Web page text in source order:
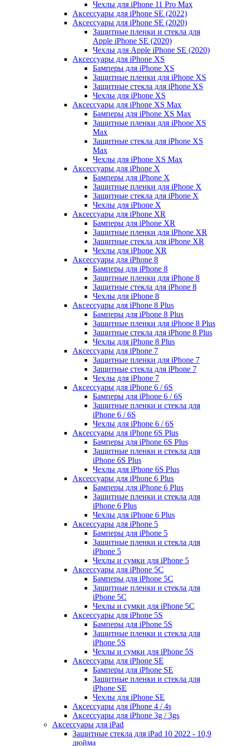
Чехлы для iPhone 11 Pro Max
Аксессуары для iPhone SE (2022)
Аксессуары для iPhone SE (2020)
Защитные пленки и стекла для
Apple iPhone SE (2020)
Чехлы для Apple iPhone SE (2020)
Аксессуары для iPhone ХS
Бамперы для iPhone ХS
Защитные пленки для iPhone ХS
Защитные стекла для iPhone ХS
Чехлы для iPhone ХS
Аксессуары для iPhone ХS Max
Бамперы для iPhone XS Max
Защитные пленки для iPhone XS
Max
Защитные стекла для iPhone XS
Max
Чехлы для iPhone XS Max
Аксессуары для iPhone X
Бамперы для iPhone X
Защитные пленки для iPhone X
Защитные стекла для iPhone X
Чехлы для iPhone X
Аксессуары для iPhone XR
Бамперы для iPhone XR
Защитные пленки для iPhone XR
Защитные стекла для iPhone XR
Чехлы для iPhone XR
Аксессуары для iPhone 8
Бамперы для iPhone 8
Защитные пленки для iPhone 8
Защитные стекла для iPhone 8
Чехлы для iPhone 8
Аксессуары для iPhone 8 Plus
Бамперы для iPhone 8 Plus
Защитные пленки для iPhone 8 Plus
Защитные стекла для iPhone 8 Plus
Чехлы для iPhone 8 Plus
Аксессуары для iPhone 7
Защитные пленки для iPhone 7
Защитные стекла для iPhone 7
Чехлы для iPhone 7
Аксессуары для iPhone 6 / 6S
Бамперы для iPhone 6 / 6S
Защитные пленки и стекла для
iPhone 6 / 6S
Чехлы для iPhone 6 / 6S
Аксессуары для iPhone 6S Plus
Бамперы для iPhone 6S Plus
Защитные пленки и стекла для
iPhone 6S Plus
Чехлы для iPhone 6S Plus
Аксессуары для iPhone 6 Plus
Бамперы для iPhone 6 Plus
Защитные пленки и стекла для
iPhone 6 Plus
Чехлы для iPhone 6 Plus
Аксессуары для iPhone 5
Бамперы для iPhone 5
Защитные пленки и стекла для
iPhone 5
Чехлы и сумки для iPhone 5
Аксессуары для iPhone 5C
Бамперы для iPhone 5C
Защитные пленки и стекла для
iPhone 5C
Чехлы и сумки для iPhone 5C
Аксессуары для iPhone 5S
Бамперы для iPhone 5S
Защитные пленки и стекла для
iPhone 5S
Чехлы и сумки для iPhone 5S
Аксессуары для iPhone SE
Бамперы для iPhone SE
Защитные пленки и стекла для
iPhone SE
Чехлы для iPhone SE
Аксессуары для iPhone 4 / 4s
Аксессуары для iPhone 3g / 3gs
Аксессуары для iPad
Защитные стекла для iPad 10 2022 - 10,9
дюйма